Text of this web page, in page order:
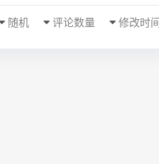
修改时间
评论数量
随机